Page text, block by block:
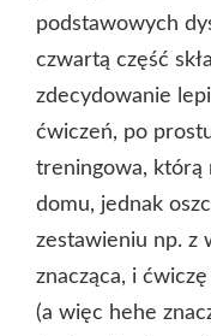
podstawowych
czwartą część
zdecydowanie
ćwiczeń, po
treningowa, którą
domu, jednak
zestawieniu np. z
znacząca, i
(a więc hehe